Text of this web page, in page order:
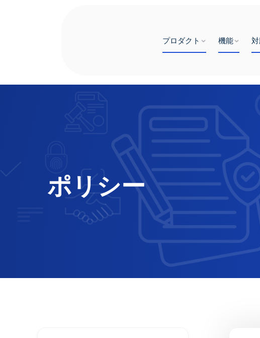
プロダクト 機能
ポリシー